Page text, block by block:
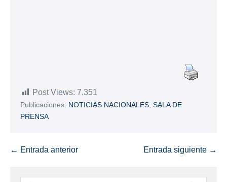
Post Views: 7.351
Publicaciones: NOTICIAS NACIONALES SALA DE
PRENSA
← Entrada anterior Entrada siguiente →